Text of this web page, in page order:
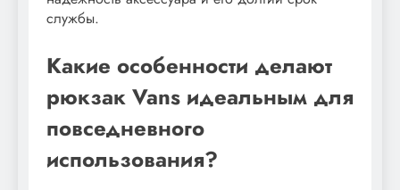
службы.
Какие особенности делают
рюкзак Vans идеальным для
повседневного
использования?